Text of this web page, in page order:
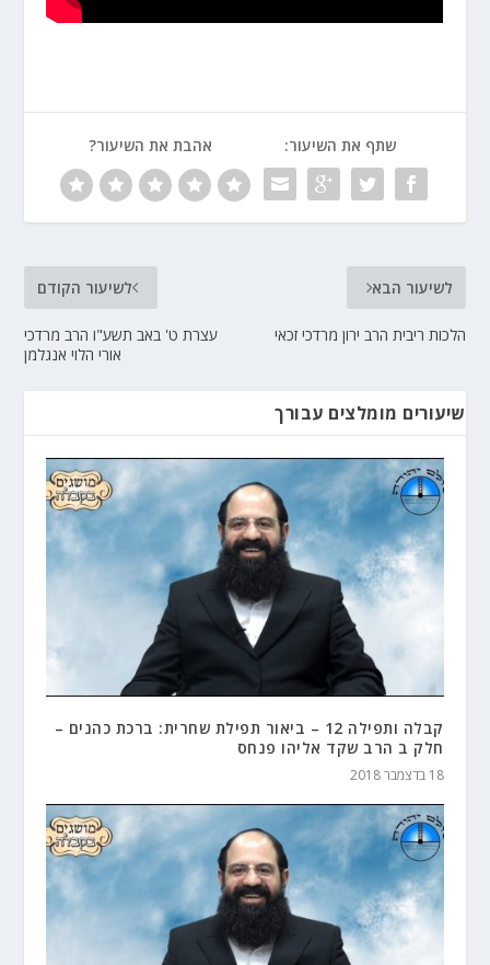
שתף את השיעור: אהבת את השיעור?
לשיעור הקודם
עצרת ט' באב תשע"ו הרב מרדכי
אורי הלוי אנגלמן
לשיעור הבא
הלכות ריבית הרב ירון מרדכי זכאי
שיעורים מומלצים עבורך
קבלה ותפילה 12 – ביאור תפילת שחרית: ברכת כהנים –
חלק ב הרב שקד אליהו פנחס
18 בדצמבר 2018